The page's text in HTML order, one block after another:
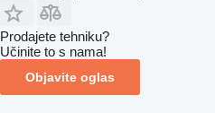
Prodajete tehniku?
Učinite to s nama!
Objavite oglas